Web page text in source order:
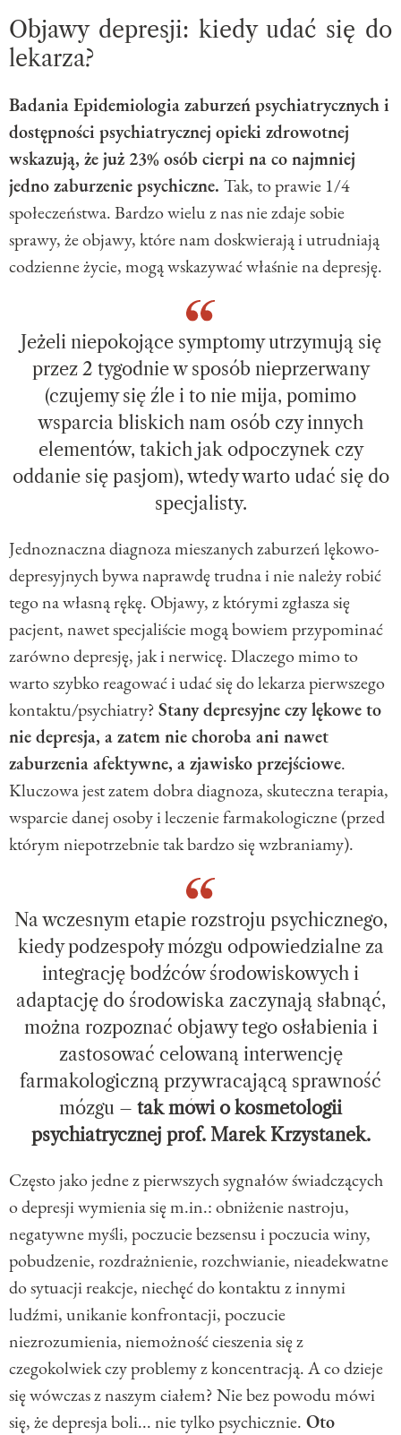
Objawy depresji: kiedy udać się do
lekarza?
Badania Epidemiologia zaburzeń psychiatrycznych i
dostępności psychiatrycznej opieki zdrowotnej
wskazują, że już 23% osób cierpi na co najmniej
jedno zaburzenie psychiczne. Tak, to prawie 1/4
społeczeństwa. Bardzo wielu z nas nie zdaje sobie
sprawy, że objawy, które nam doskwierają i utrudniają
codzienne życie, mogą wskazywać właśnie na depresję.
Jeżeli niepokojące symptomy utrzymują się
przez 2 tygodnie w sposób nieprzerwany
(czujemy się źle i to nie mija, pomimo
wsparcia bliskich nam osób czy innych
elementów, takich jak odpoczynek czy
oddanie się pasjom), wtedy warto udać się do
specjalisty.
Jednoznaczna diagnoza mieszanych zaburzeń lękowo-
depresyjnych bywa naprawdę trudna i nie należy robić
tego na własną rękę. Objawy, z którymi zgłasza się
pacjent, nawet specjaliście mogą bowiem przypominać
zarówno depresję, jak i nerwicę. Dlaczego mimo to
warto szybko reagować i udać się do lekarza pierwszego
kontaktu/psychiatry?Stany depresyjne czy lękowe to
nie depresja, a zatem nie choroba ani nawet
zaburzenia afektywne, a zjawisko przejściowe.
Kluczowa jest zatem dobra diagnoza, skuteczna terapia,
wsparcie danej osoby i leczenie farmakologiczne (przed
którym niepotrzebnie tak bardzo się wzbraniamy).
Na wczesnym etapie rozstroju psychicznego,
kiedy podzespoły mózgu odpowiedzialne za
integrację bodźców środowiskowych i
adaptację do środowiska zaczynają słabnąć,
można rozpoznać objawy tego osłabienia i
zastosować celowaną interwencję
farmakologiczną przywracającą sprawność
mózgu – tak mówi o kosmetologii
psychiatrycznej prof. Marek Krzystanek.
Często jako jedne z pierwszych sygnałów świadczących
o depresji wymienia się m.in.: obniżenie nastroju,
negatywne myśli, poczucie bezsensu i poczucia winy,
pobudzenie, rozdrażnienie, rozchwianie, nieadekwatne
do sytuacji reakcje, niechęć do kontaktu z innymi
ludźmi, unikanie konfrontacji, poczucie
niezrozumienia, niemożność cieszenia się z
czegokolwiek czy problemy z koncentracją. A co dzieje
się wówczas z naszym ciałem? Nie bez powodu mówi
się, że depresja boli... nie tylko psychicznie. Oto